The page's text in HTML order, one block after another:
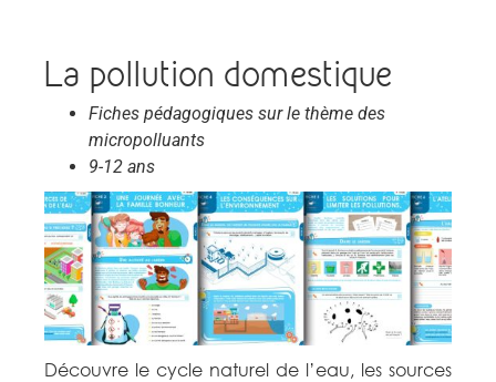
La pollution domestique
Fiches pédagogiques sur le thème des
micropolluants
9-12 ans
Découvre le cycle naturel de l’eau, les sources